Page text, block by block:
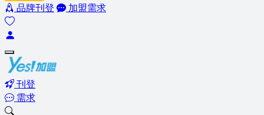
品牌刊登 加盟需求
刊登
需求